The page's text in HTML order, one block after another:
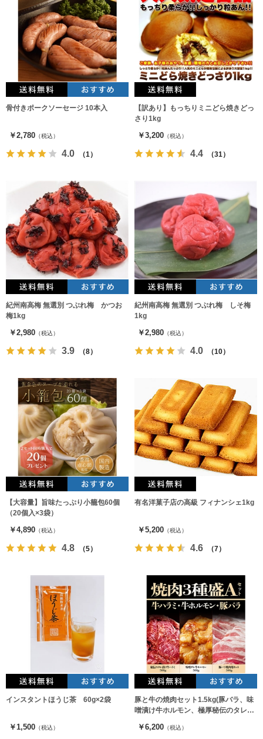
骨付きポークソーセージ 10本入
￥2,780 （税込）
4.0 （1）
【訳あり】もっちりミニどら焼きどっ
さり1kg
￥3,200 （税込）
4.4 （31）
紀州南高梅 無選別 つぶれ梅 かつお
梅1kg
￥2,980 （税込）
3.9 （8）
紀州南高梅 無選別 つぶれ梅 しそ梅
1kg
￥2,980 （税込）
4.0 （10）
【大容量】旨味たっぷり小籠包60個
（20個入×3袋）
￥4,890 （税込）
4.8 （5）
有名洋菓子店の高級 フィナンシェ1kg
￥5,200 （税込）
4.6 （7）
インスタントほうじ茶 60g×2袋
￥1,500 （税込）
豚と牛の焼肉セット1.5kg(豚バラ、味
噌漬け牛ホルモン、極厚秘伝のタレ漬
￥6,200 （税込）